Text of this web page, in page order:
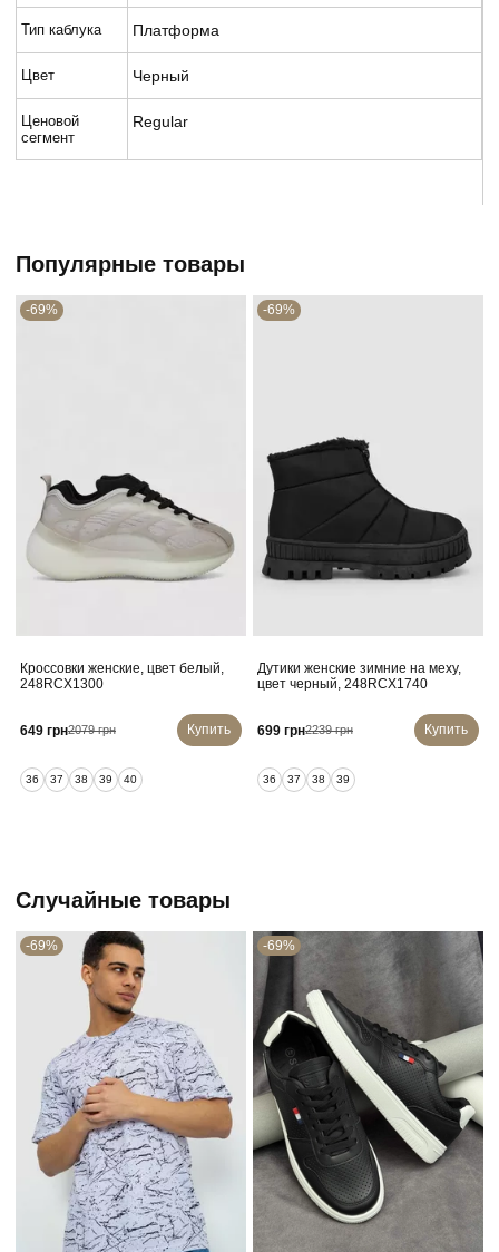
Тип каблука Платформа
Цвет Черный
Ценовой
сегмент
Regular
Популярные товары
-69%
Кроссовки женские, цвет белый,
248RCX1300
649 грн2079 грн Купить
36 37 38 39 40
-69%
Дутики женские зимние на меху,
цвет черный, 248RCX1740
699 грн2239 грн Купить
36 37 38 39
Случайные товары
-69% -69%